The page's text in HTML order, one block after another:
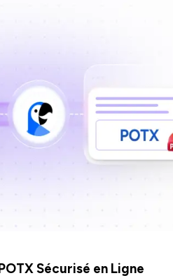
Sécurisé en Ligne